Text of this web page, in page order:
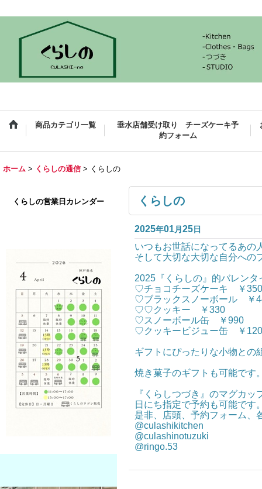
商品カテゴリ一覧
垂水店舗受け取り チーズケーキ予
約フォーム
ホーム > くらしの通信 > くらしの
くらしの営業日カレンダー くらしの
2025年01 月 25 日
いつもお世話になってるあの
そして大切な大切な自分への
2025『くらしの』的バレンタ
♡チョコチーズケーキ ￥350
♡ブラックスノーボール ￥
♡♡クッキー ￥330
♡スノーボール缶 ￥990
♡クッキービジュー缶 ￥
ギフトにぴったりな小物との
焼き菓子のギフトも可能です
『くらしつづき』のマグカ
日にち指定で予約も可能です
是非、店頭、予約フォーム、
@culashikitchen
@culashinotuzuki
@ringo.53